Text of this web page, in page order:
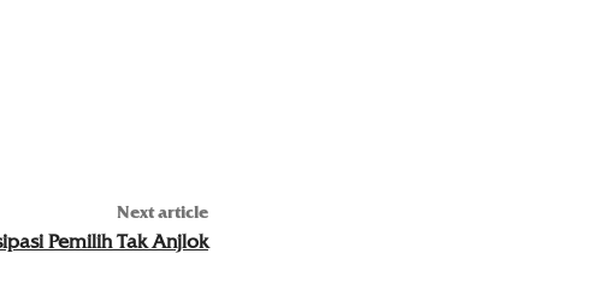
Next article
Pemilih Tak Anjlok